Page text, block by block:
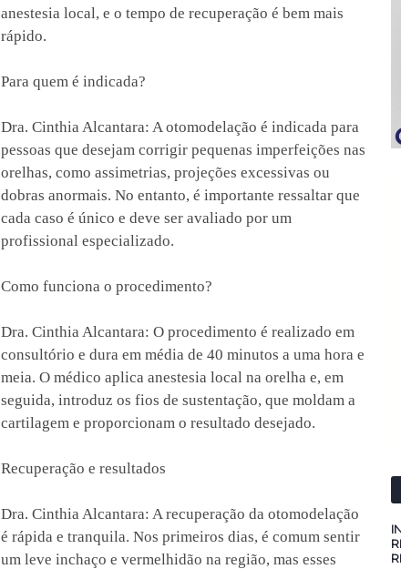
anestesia local, e o tempo de recuperação é bem mais
rápido.
Para quem é indicada?
Dra. Cinthia Alcantara: A otomodelação é indicada para
pessoas que desejam corrigir pequenas imperfeições nas
orelhas, como assimetrias, projeções excessivas ou
dobras anormais. No entanto, é importante ressaltar que
cada caso é único e deve ser avaliado por um
profissional especializado.
Como funciona o procedimento?
Dra. Cinthia Alcantara: O procedimento é realizado em
consultório e dura em média de 40 minutos a uma hora e
meia. O médico aplica anestesia local na orelha e, em
seguida, introduz os fios de sustentação, que moldam a
cartilagem e proporcionam o resultado desejado.
Recuperação e resultados
Dra. Cinthia Alcantara: A recuperação da otomodelação
é rápida e tranquila. Nos primeiros dias, é comum sentir
um leve inchaço e vermelhidão na região, mas esses